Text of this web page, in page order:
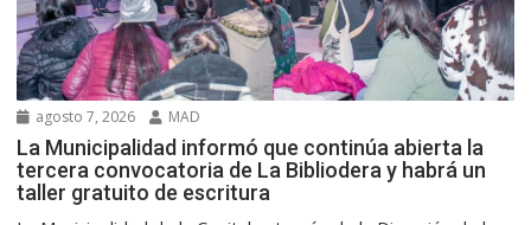
agosto 7, 2026 MAD
La Municipalidad informó que continúa abierta la
tercera convocatoria de La Bibliodera y habrá un
taller gratuito de escritura